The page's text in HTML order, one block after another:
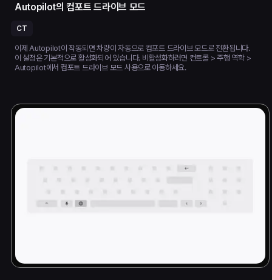
Autopilot의 컴포트 드라이브 모드
CT
이제 Autopilot이 작동되면 차량이 자동으로 컴포트 드라이브 모드로 전환됩니다.
이 설정은 기본적으로 활성화되어 있습니다. 비활성화하려면 컨트롤 > 주행 역학 >
Autopilot에서 컴포트 드라이브 모드 사용으로 이동하세요.